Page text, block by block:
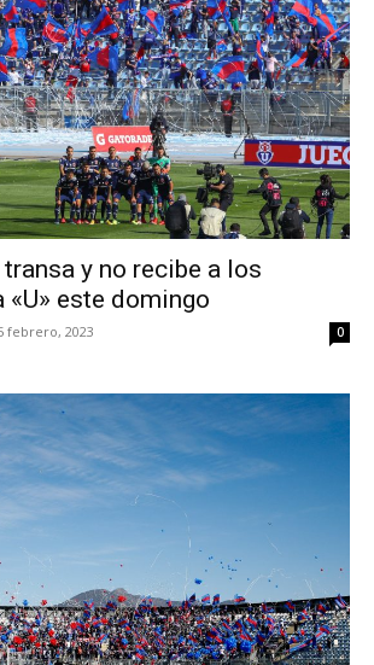
transa y no recibe a los
«U» este domingo
febrero, 2023 0